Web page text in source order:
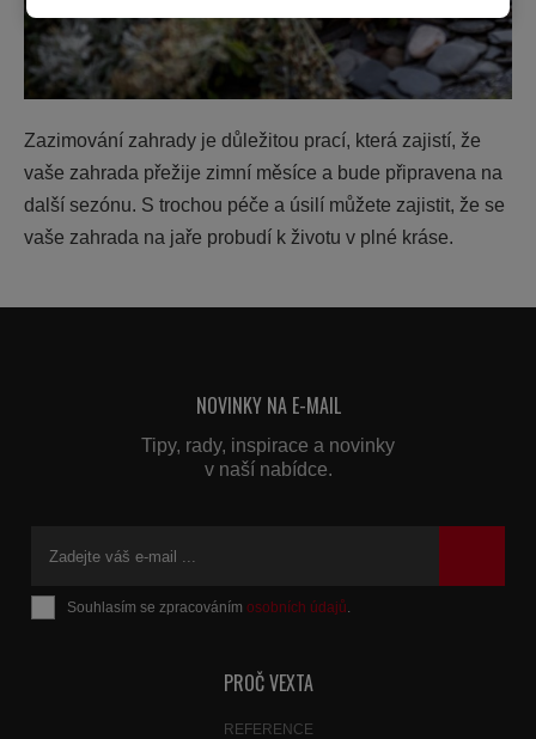
Zazimování zahrady je důležitou prací, která zajistí, že
vaše zahrada přežije zimní měsíce a bude připravena na
další sezónu. S trochou péče a úsilí můžete zajistit, že se
vaše zahrada na jaře probudí k životu v plné kráse.
NOVINKY NA E-MAIL
Tipy, rady, inspirace a novinky
v naší nabídce.
Souhlasím se zpracovánímosobních údajů.
PROČ VEXTA
REFERENCE